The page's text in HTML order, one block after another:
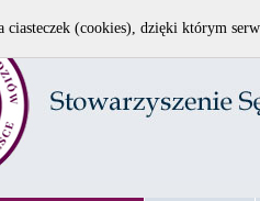
ciasteczek (cookies), dzięki którym